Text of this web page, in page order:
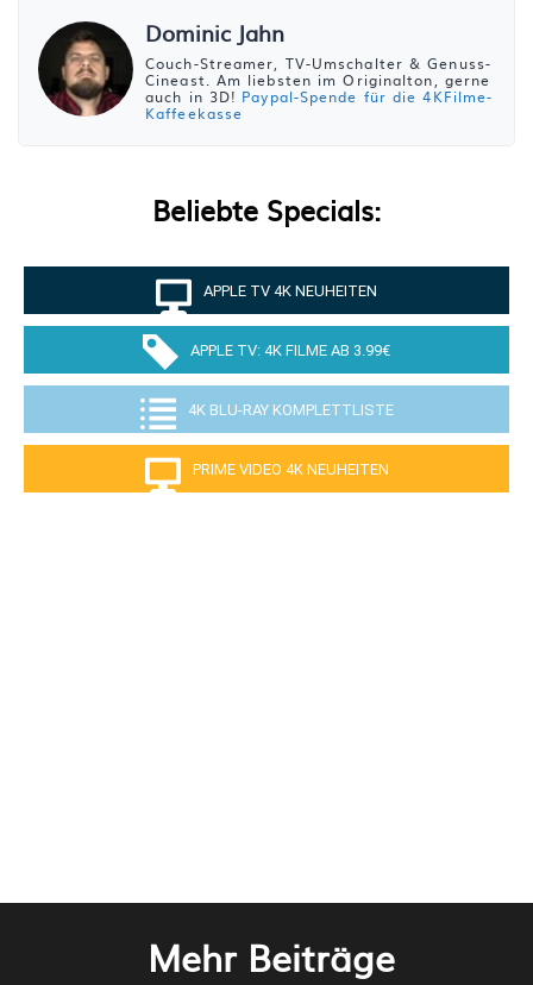
Dominic Jahn
Couch-Streamer, TV-Umschalter & Genuss-
Cineast. Am liebsten im Originalton, gerne
auch in 3D! Paypal-Spende für die 4KFilme-
Kaffeekasse
Beliebte Specials:
APPLE TV 4K NEUHEITEN
APPLE TV: 4K FILME AB 3.99€
4K BLU-RAY KOMPLETTLISTE
PRIME VIDEO 4K NEUHEITEN
Mehr Beiträge